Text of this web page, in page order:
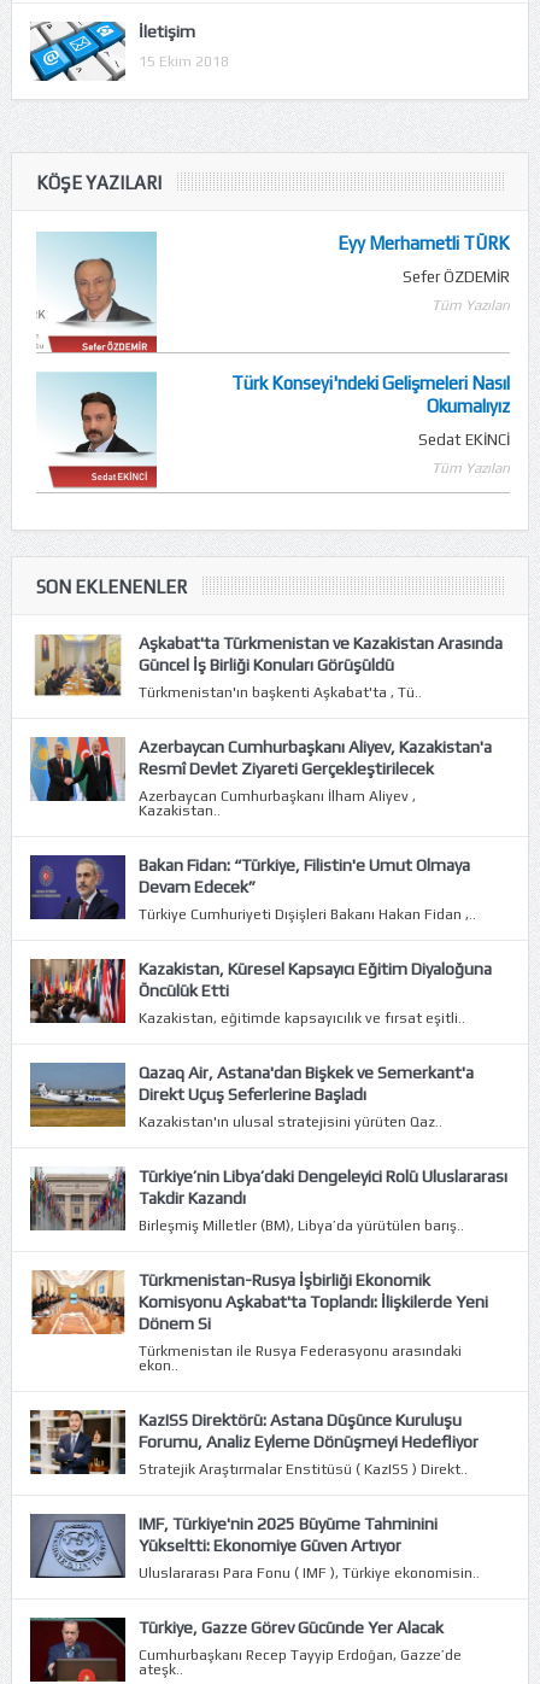
İletişim
15 Ekim 2018
KÖŞE YAZILARI
Eyy Merhametli TÜRK
Sefer ÖZDEMİR
Tüm Yazıları
Türk Konseyi'ndeki Gelişmeleri Nasıl
Okumalıyız
Sedat EKİNCİ
Tüm Yazıları
SON EKLENENLER
Aşkabat'ta Türkmenistan ve Kazakistan Arasında
Güncel İş Birliği Konuları Görüşüldü
Türkmenistan'ın başkenti Aşkabat'ta , Tü..
Azerbaycan Cumhurbaşkanı Aliyev, Kazakistan'a
Resmî Devlet Ziyareti Gerçekleştirilecek
Azerbaycan Cumhurbaşkanı İlham Aliyev ,
Kazakistan..
Bakan Fidan: “Türkiye, Filistin'e Umut Olmaya
Devam Edecek”
Türkiye Cumhuriyeti Dışişleri Bakanı Hakan Fidan ,..
Kazakistan, Küresel Kapsayıcı Eğitim Diyaloğuna
Öncülük Etti
Kazakistan, eğitimde kapsayıcılık ve fırsat eşitli..
Qazaq Air, Astana'dan Bişkek ve Semerkant'a
Direkt Uçuş Seferlerine Başladı
Kazakistan'ın ulusal stratejisini yürüten Qaz..
Türkiye’nin Libya’daki Dengeleyici Rolü Uluslararası
Takdir Kazandı
Birleşmiş Milletler (BM), Libya’da yürütülen barış..
Türkmenistan-Rusya İşbirliği Ekonomik
Komisyonu Aşkabat'ta Toplandı: İlişkilerde Yeni
Dönem Si
Türkmenistan ile Rusya Federasyonu arasındaki
ekon..
KazISS Direktörü: Astana Düşünce Kuruluşu
Forumu, Analiz Eyleme Dönüşmeyi Hedefliyor
Stratejik Araştırmalar Enstitüsü ( KazISS ) Direkt..
IMF, Türkiye'nin 2025 Büyüme Tahminini
Yükseltti: Ekonomiye Güven Artıyor
Uluslararası Para Fonu ( IMF ), Türkiye ekonomisin..
Türkiye, Gazze Görev Gücünde Yer Alacak
Cumhurbaşkanı Recep Tayyip Erdoğan, Gazze’de
ateşk..